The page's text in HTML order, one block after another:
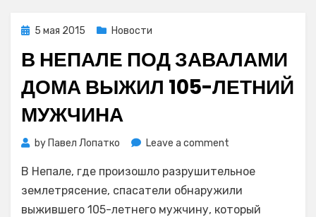
Posted
5 мая 2015 Новости
В НЕПАЛЕ ПОД ЗАВАЛАМИ
ДОМА ВЫЖИЛ 105-ЛЕТНИЙ
МУЖЧИНА
by Павел Лопатко Leave a comment
Непале
под
завалами
В Непале, где произошло разрушительное
землетрясение, спасатели обнаружили
выжившего 105-летнего мужчину, который